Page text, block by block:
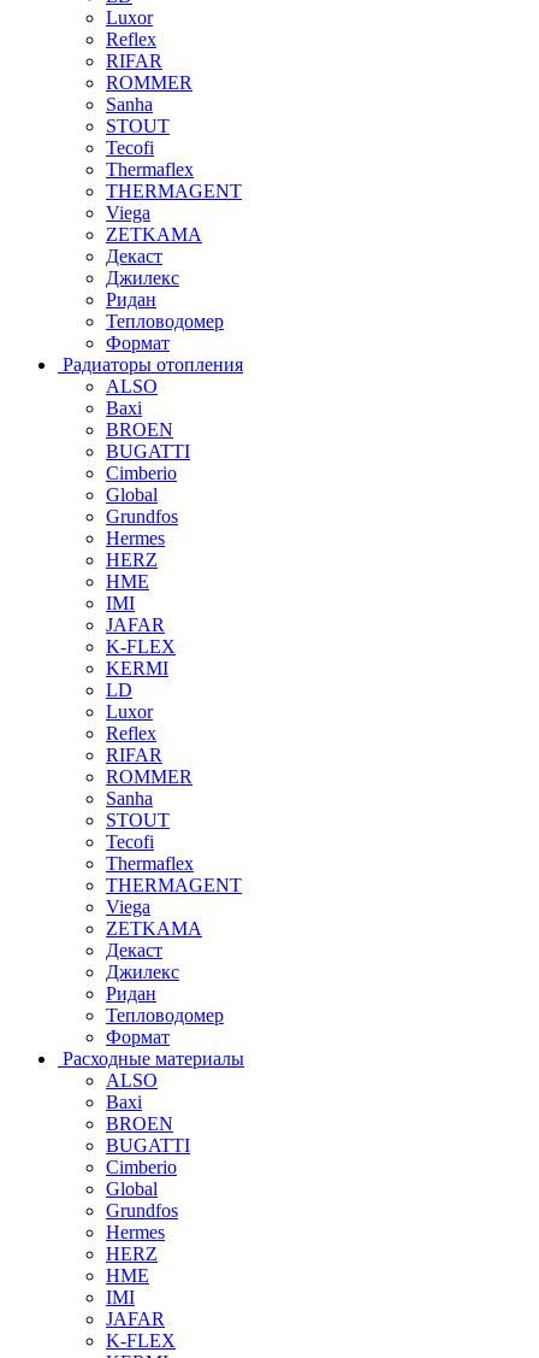
Luxor
Reflex
RIFAR
ROMMER
Sanha
STOUT
Tecofi
Thermaflex
THERMAGENT
Viega
ZETKAMA
Декаст
Джилекс
Ридан
Тепловодомер
Формат
Радиаторы отопления
ALSO
Baxi
BROEN
BUGATTI
Cimberio
Global
Grundfos
Hermes
HERZ
HME
IMI
JAFAR
K-FLEX
KERMI
LD
Luxor
Reflex
RIFAR
ROMMER
Sanha
STOUT
Tecofi
Thermaflex
THERMAGENT
Viega
ZETKAMA
Декаст
Джилекс
Ридан
Тепловодомер
Формат
Расходные материалы
ALSO
Baxi
BROEN
BUGATTI
Cimberio
Global
Grundfos
Hermes
HERZ
HME
IMI
JAFAR
K-FLEX